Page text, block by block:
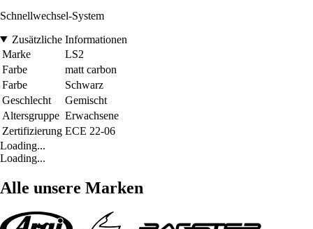
Schnellwechsel-System
Zusätzliche Informationen
Marke
LS2
Farbe
matt carbon
Farbe
Schwarz
Geschlecht
Gemischt
Altersgruppe Erwachsene
Zertifizierung ECE 22-06
Loading...
Loading...
Alle unsere Marken